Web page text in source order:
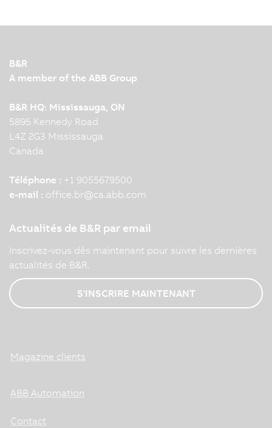
B&R
A member of the ABB Group
B&R HQ: Mississauga, ON
5895 Kennedy Road
L4Z 2G3 Mississauga
Canada
Téléphone : +1 9055679500
e-mail : office.br@ca.abb.com
Actualités de B&R par email
Inscrivez-vous dès maintenant pour suivre les dernières
actualités de B&R.
S'INSCRIRE MAINTENANT
Magazine clients
ABB Automation
Contact